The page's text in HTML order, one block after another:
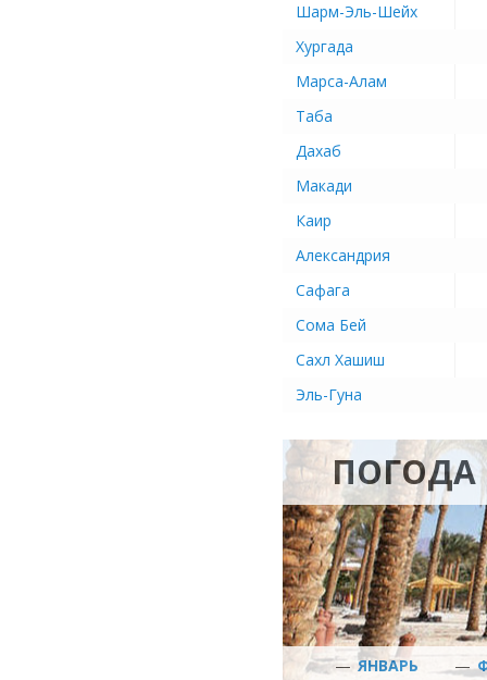
Шарм-Эль-Шейх
Хургада
Марса-Алам
Таба
Дахаб
Макади
Каир
Александрия
Сафага
Сома Бей
Сахл Хашиш
Эль-Гуна
ПОГОДА
— ЯНВАРЬ —